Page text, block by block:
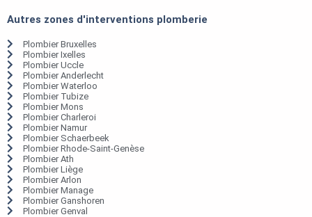
Autres zones d'interventions plomberie
Plombier Bruxelles
Plombier Ixelles
Plombier Uccle
Plombier Anderlecht
Plombier Waterloo
Plombier Tubize
Plombier Mons
Plombier Charleroi
Plombier Namur
Plombier Schaerbeek
Plombier Rhode-Saint-Genèse
Plombier Ath
Plombier Liège
Plombier Arlon
Plombier Manage
Plombier Ganshoren
Plombier Genval